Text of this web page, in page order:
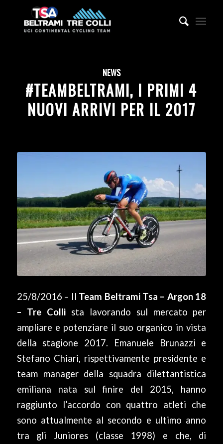
NEWS
#TEAMBELTRAMI, I PRIMI 4
NUOVI ARRIVI PER IL 2017
25/8/2016 – Il Team Beltrami Tsa – Argon 18
– Tre Colli sta lavorando sul mercato per
ampliare e potenziare il suo organico in vista
della stagione 2017. Emanuele Brunazzi e
Stefano Chiari, rispettivamente presidente e
team manager della squadra dilettantistica
emiliana nata sul finire del 2015, hanno
raggiunto l’accordo con quattro atleti che
sono attualmente al secondo e ultimo anno
tra gli Juniores (classe 1998) e che, di